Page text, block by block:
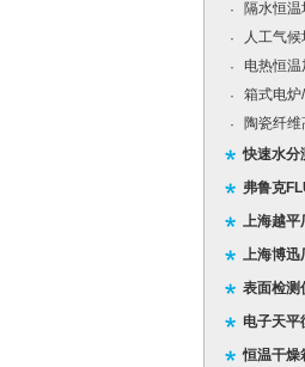
·
隔水恒温
·
人工气候
·
电热恒温
·
箱式电炉
·
陶瓷纤
快速水分
弗鲁克
上海越平
上海博迅
表面检测
电子天平
恒温干燥